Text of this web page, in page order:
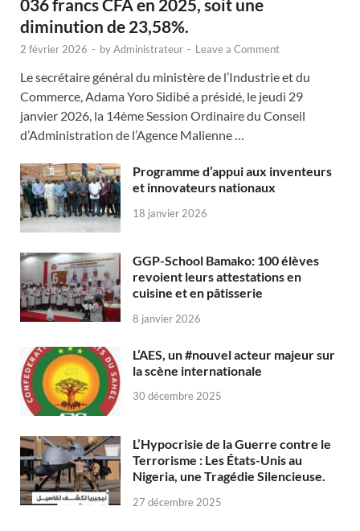
036 francs CFA en 2025, soit une
diminution de 23,58%.
2 février 2026 - byAdministrateur - Leave a Comment
Le secrétaire général du ministère de l’Industrie et du
Commerce, Adama Yoro Sidibé a présidé, le jeudi 29
janvier 2026, la 14ème Session Ordinaire du Conseil
d’Administration de l’Agence Malienne …
Programme d’appui aux inventeurs
et innovateurs nationaux
18 janvier 2026
GGP-School Bamako: 100 élèves
revoient leurs attestations en
cuisine et en pâtisserie
8 janvier 2026
L’AES, un #nouvel acteur majeur sur
la scène internationale
30 décembre 2025
L’Hypocrisie de la Guerre contre le
Terrorisme : Les États-Unis au
Nigeria, une Tragédie Silencieuse.
27 décembre 2025